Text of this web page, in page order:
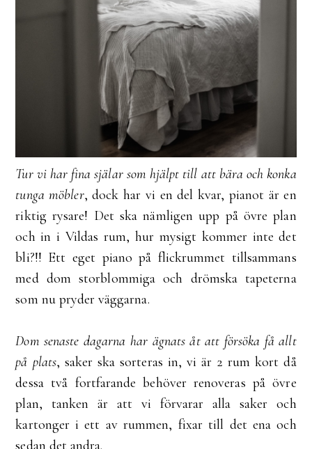
Tur vi har fina själar som hjälpt till att bära och konka
tunga möbler, dock har vi en del kvar, pianot är en
riktig rysare! Det ska nämligen upp på övre plan
och in i Vildas rum, hur mysigt kommer inte det
bli?!! Ett eget piano på flickrummet tillsammans
med dom storblommiga och drömska tapeterna
som nu pryder väggarna.
Dom senaste dagarna har ägnats åt att försöka få allt
på plats, saker ska sorteras in, vi är 2 rum kort då
dessa två fortfarande behöver renoveras på övre
plan, tanken är att vi förvarar alla saker och
kartonger i ett av rummen, fixar till det ena och
sedan det andra.